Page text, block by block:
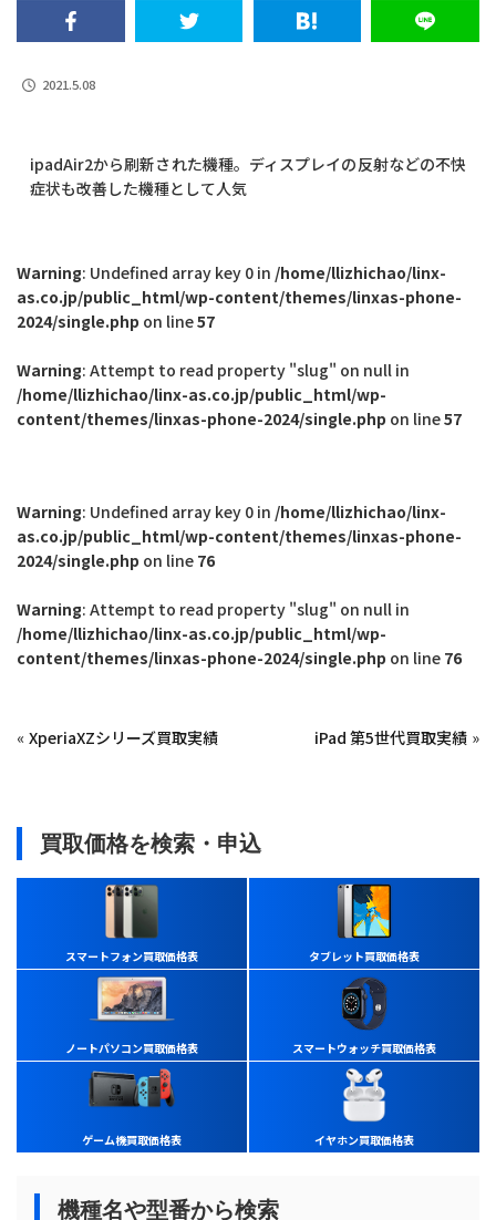
2021.5.08
ipadAir2から刷新された機種。ディスプレイの反射などの不快
症状も改善した機種として人気
Warning: Undefined array key 0 in /home/llizhichao/linx-
as.co.jp/public_html/wp-content/themes/linxas-phone-
2024/single.php on line57
Warning: Attempt to read property "slug" on null in
/home/llizhichao/linx-as.co.jp/public_html/wp-
content/themes/linxas-phone-2024/single.php on line57
Warning: Undefined array key 0 in /home/llizhichao/linx-
as.co.jp/public_html/wp-content/themes/linxas-phone-
2024/single.php on line 76
Warning: Attempt to read property "slug" on null in
/home/llizhichao/linx-as.co.jp/public_html/wp-
content/themes/linxas-phone-2024/single.php on line 76
« XperiaXZシリーズ買取実績 iPad 第5世代買取実績 »
買取価格を検索・申込
スマートフォン買取価格表 タブレット買取価格表
ノートパソコン買取価格表 スマートウォッチ買取価格表
ゲーム機買取価格表 イヤホン買取価格表
機種名や型番から検索